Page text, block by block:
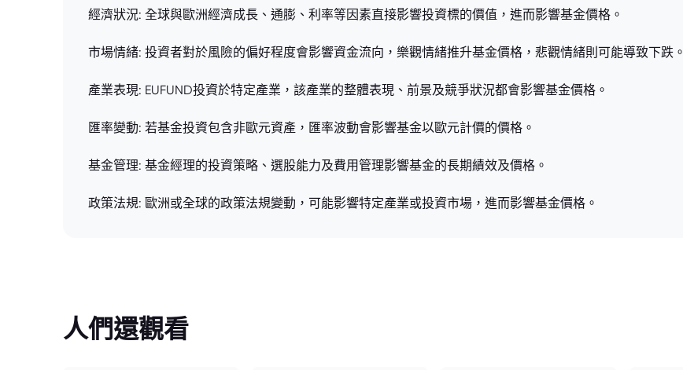
經濟狀況: 全球與歐洲經濟成長、通膨、利率等因素直接影響投資標的價值，進而影響基金價格。
市場情緒: 投資者對於風險的偏好程度會影響資金流向，樂觀情緒推升基金價格，悲觀情緒則可能導致下跌。
產業表現: EUFUND投資於特定產業，該產業的整體表現、前景及競爭狀況都會影響基金價格。
匯率變動: 若基金投資包含非歐元資產，匯率波動會影響基金以歐元計價的價格。
基金管理: 基金經理的投資策略、選股能力及費用管理影響基金的長期績效及價格。
政策法規: 歐洲或全球的政策法規變動，可能影響特定產業或投資市場，進而影響基金價格。
人們還觀看